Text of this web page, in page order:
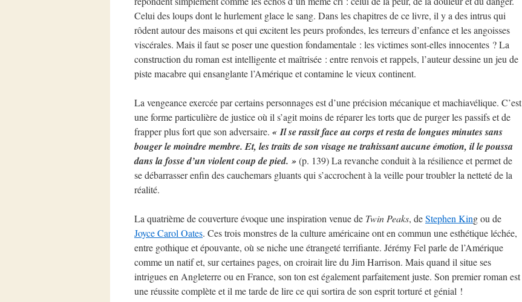
Celui des loups dont le hurlement glace le sang. Dans les chapitres de ce livre, il y a des intrus qui
rôdent autour des maisons et qui excitent les peurs profondes, les terreurs d’enfance et les angoisses
viscérales. Mais il faut se poser une question fondamentale : les victimes sont-elles innocentes ? La
construction du roman est intelligente et maîtrisée : entre renvois et rappels, l’auteur dessine un jeu de
piste macabre qui ensanglante l’Amérique et contamine le vieux continent.
La vengeance exercée par certains personnages est d’une précision mécanique et machiavélique. C’est
une forme particulière de justice où il s’agit moins de réparer les torts que de purger les passifs et de
frapper plus fort que son adversaire. « Il se rassit face au corps et resta de longues minutes sans
bouger le moindre membre. Et, les traits de son visage ne trahissant aucune émotion, il le poussa
dans la fosse d’un violent coup de pied. »(p. 139) La revanche conduit à la résilience et permet de
se débarrasser enfin des cauchemars gluants qui s’accrochent à la veille pour troubler la netteté de la
réalité.
La quatrième de couverture évoque une inspiration venue de Twin Peaks, deStephen King ou de
Joyce Carol Oates. Ces trois monstres de la culture américaine ont en commun une esthétique léchée,
entre gothique et épouvante, où se niche une étrangeté terrifiante. Jérémy Fel parle de l’Amérique
comme un natif et, sur certaines pages, on croirait lire du Jim Harrison. Mais quand il situe ses
intrigues en Angleterre ou en France, son ton est également parfaitement juste. Son premier roman est
une réussite complète et il me tarde de lire ce qui sortira de son esprit torturé et génial !